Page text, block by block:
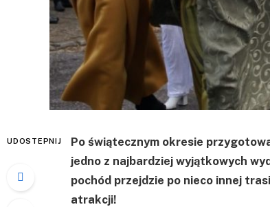
UDOSTEPNIJ
Po świątecznym okresie
jedno z najbardziej wyjątkowych
pochód przejdzie po nieco innej
atrakcji!